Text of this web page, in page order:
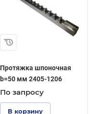
Протяжка шпоночная
b=50 мм 2405-1206
По запросу
В корзину